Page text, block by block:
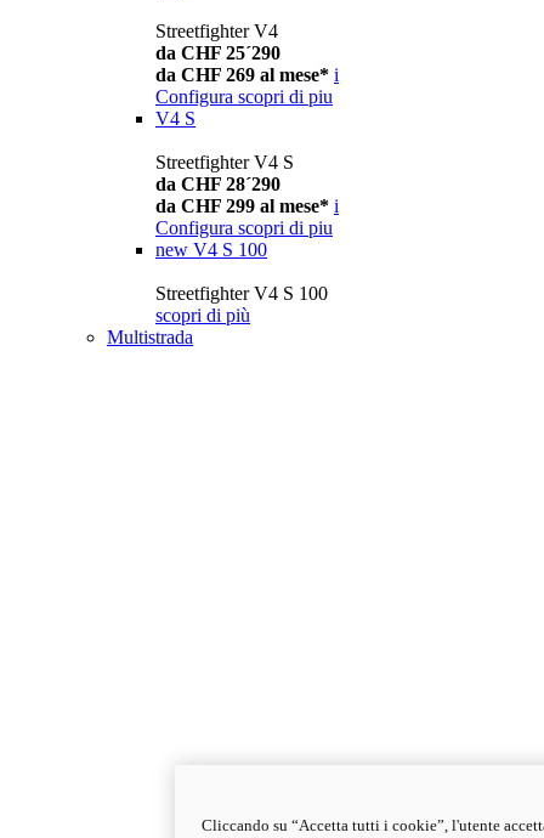
Streetfighter V4
da CHF 25´290
da CHF 269 al mese* i
Configura scopri di piu
V4 S
Streetfighter V4 S
da CHF 28´290
da CHF 299 al mese* i
Configura scopri di piu
new V4 S 100
Streetfighter V4 S 100
scopri di più
Multistrada
Cliccando su “Accetta tutti i cookie”, l'utente